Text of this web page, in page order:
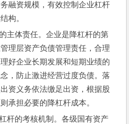
融资规模，有效控制企业杠杆
构。
主体责任。企业是降杠杆的第
理层资产负债管理责任，合理
好企业长期发展和短期业绩的
，防止激进经营过度负债。落
资义务依法缴足出资，根据股
承担必要的降杠杆成本。
杆的考核机制。各级国有资产